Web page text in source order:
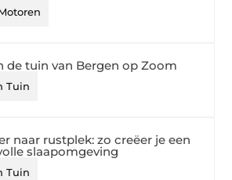
de tuin van Bergen op Zoom
Tuin
naar rustplek: zo creëer je een
slaapomgeving
Tuin